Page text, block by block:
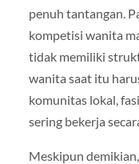
penuh tantangan.
kompetisi wanita
tidak memiliki
wanita saat itu
komunitas lokal,
sering bekerja
Meskipun